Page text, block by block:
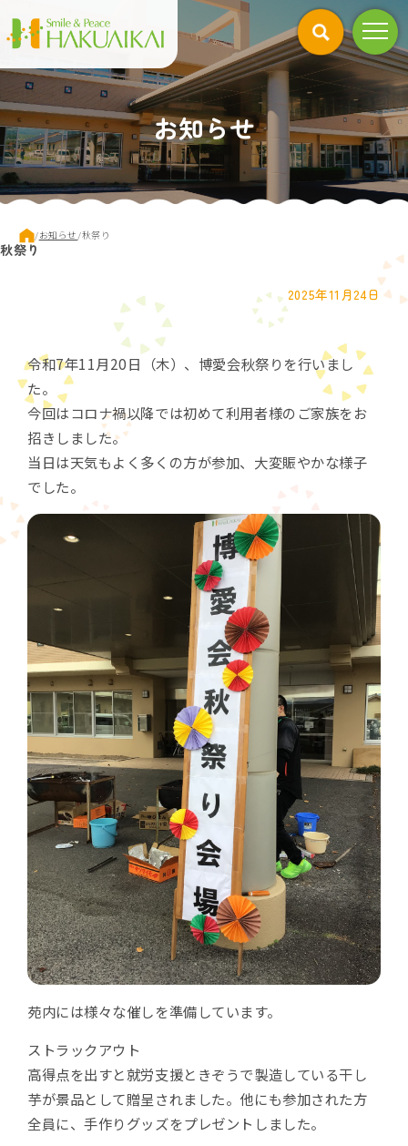
お知らせ
現
在
/お知らせ /秋祭り
秋祭り
2025年11月24日
令和7年11月20日（木）、博愛会秋祭りを行いまし
た。
今回はコロナ禍以降では初めて利用者様のご家族をお
招きしました。
当日は天気もよく多くの方が参加、大変賑やかな様子
でした。
苑内には様々な催しを準備しています。
ストラックアウト
高得点を出すと就労支援ときぞうで製造している干し
芋が景品として贈呈されました。他にも参加された方
全員に、手作りグッズをプレゼントしました。